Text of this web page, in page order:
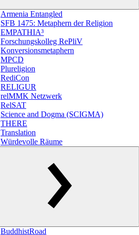
Armenia Entangled
SFB 1475: Metaphern der Religion
EMPATHIA³
Forschungskolleg RePliV
Konversionsmetaphern
MPCD
Plureligion
RediCon
RELIGUR
relMMK Netzwerk
RelSAT
Science and Dogma (SCIGMA)
THERE
Translation
Würdevolle Räume
BuddhistRoad